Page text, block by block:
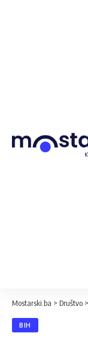
Mostarski.ba > Društvo >
BIH